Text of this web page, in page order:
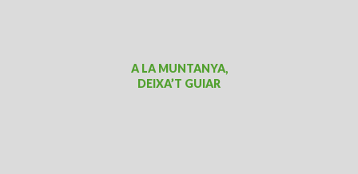
A LA MUNTANYA,
DEIXA’T GUIAR